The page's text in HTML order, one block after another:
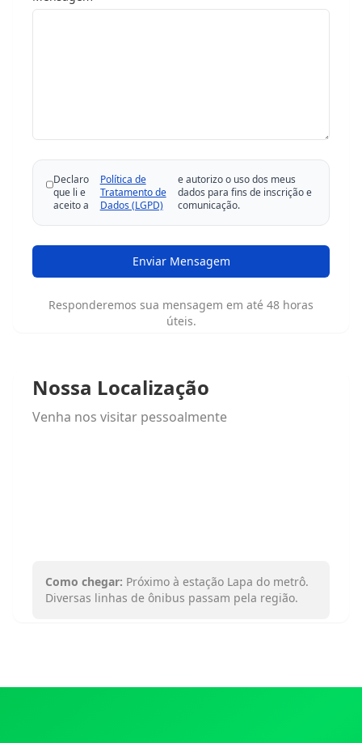
Declaro
que li e
aceito a
Política de
Tratamento de
Dados (LGPD)
e autorizo o uso dos meus
dados para fins de inscrição e
comunicação.
Enviar Mensagem
Responderemos sua mensagem em até 48 horas
úteis.
Nossa Localização
Venha nos visitar pessoalmente
Como chegar: Próximo à estação Lapa do metrô.
Diversas linhas de ônibus passam pela região.